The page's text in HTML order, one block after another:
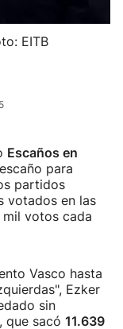
EITB
Escaños en
para
partidos
votados en las
mil votos cada
Vasco hasta
Ezker
sin
que sacó 11.639